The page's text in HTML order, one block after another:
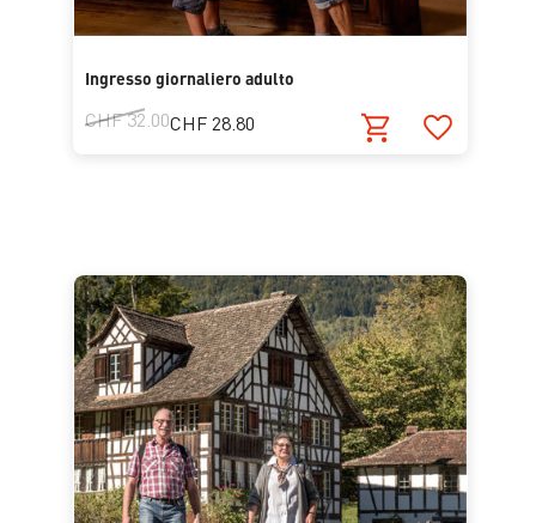
Ingresso giornaliero adulto
CHF 32.00CHF 28.80